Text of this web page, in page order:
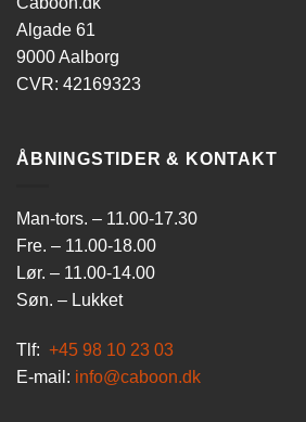
Algade 61
9000 Aalborg
CVR: 42169323
ÅBNINGSTIDER & KONTAKT
Man-tors. – 11.00-17.30
Fre. – 11.00-18.00
Lør. – 11.00-14.00
Søn. – Lukket
Tlf: +45 98 10 23 03
E-mail: info@caboon.dk